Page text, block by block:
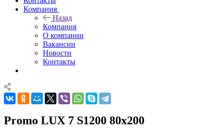
Компания
Назад
Компания
О компании
Вакансии
Новости
Контакты
Promo LUX 7 S1200 80x200